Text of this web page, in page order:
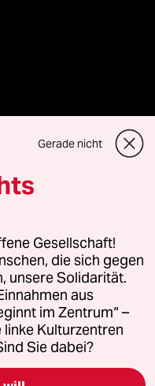
oder für Genehmigungen
Richtlinien
Impressum AGB
(Ads)
Gerade nicht
Gesellschaft!
die sich gegen
unsere Solidarität.
aus
im Zentrum“ –
Kulturzentren
Sie dabei?